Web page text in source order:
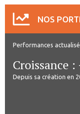
NOS
Performances
Croissance :
Depuis sa création en